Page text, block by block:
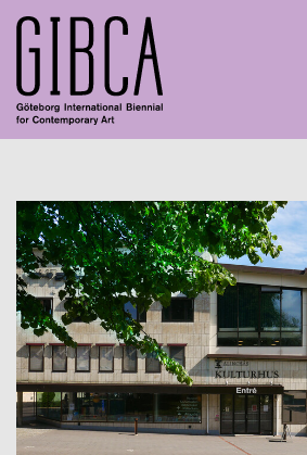
Om GIBCA Extended
Nätverket
Arkiv